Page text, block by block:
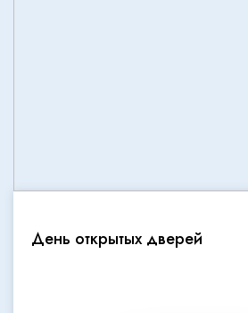
День открытых дверей